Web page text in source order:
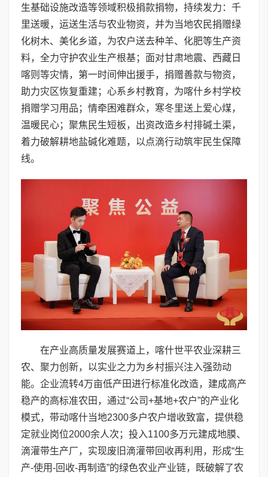
生基础设施改造等领域积极捐款捐物，持续发力：千
里送暖，运送生活与农业物资，并为当地农民捐赠绿
化树木、美化乡道，为农户送去种羊、化肥等生产资
料，全力守护农业生产根基；面对甘肃地震、西藏日
喀则等灾情，第一时间伸出援手，捐赠善款与物资，
助力灾区恢复重建；心系乡村教育，为喀什乡村学校
捐赠学习用品；情牵困难群众，寒冬里送上爱心煤，
温暖民心；聚焦民生短板，出资改造乡村排碱土渠，
着力破解耕地盐碱化难题，以点滴行动筑牢民生保障
线。
在产业高质量发展赛道上，喀什世平农业深耕三
农、聚力创新，以实业之力为乡村振兴注入强劲动
能。企业流转4万亩低产田进行标准化改造，建成高产
稳产的高标准农田，通过“公司+基地+农户”的产业化
模式，带动喀什当地2300多户农户增收致富，提供稳
定就业岗位2000余人次；投入1100多万元建成地膜、
滴灌带生产厂，实现废旧滴灌带回收再利用，形成“生
产-使用-回收-再制造”的绿色农业产业链，既破解了农